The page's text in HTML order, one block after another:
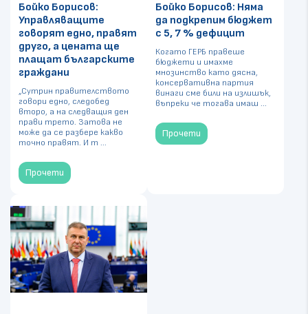
Бойко Борисов:
Управляващите
говорят едно, правят
друго, а цената ще
плащат българските
граждани
„Сутрин правителството
говори едно, следобед
второ, а на следващия ден
прави трето. Затова не
може да се разбере какво
точно правят. И т ...
Прочети
Бойко Борисов: Няма
да подкрепим бюджет
с 5, 7 % дефицит
Когато ГЕРБ правеше
бюджети и имахме
мнозинство като дясна,
консервативна партия
винаги сме били на излишък,
въпреки че тогава имаш ...
Прочети